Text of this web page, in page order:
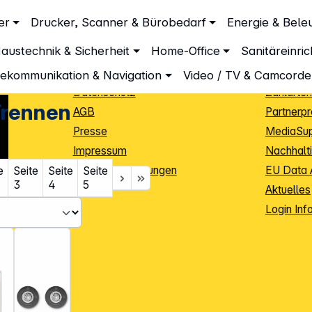
Drucker, Scanner & Bürobedarf Energie &
& Sicherheit Home-Office
& Navigation Video / TV &
Seite
3
Seite
4
Seite
5
Jahre
Unsere Leistungen
Beratung
Datenschutz
AGB
Presse
Impressum
Cookie-Einstellungen
Kontakt
Info
Zahlarten
EU Data
Aktuelles
Login